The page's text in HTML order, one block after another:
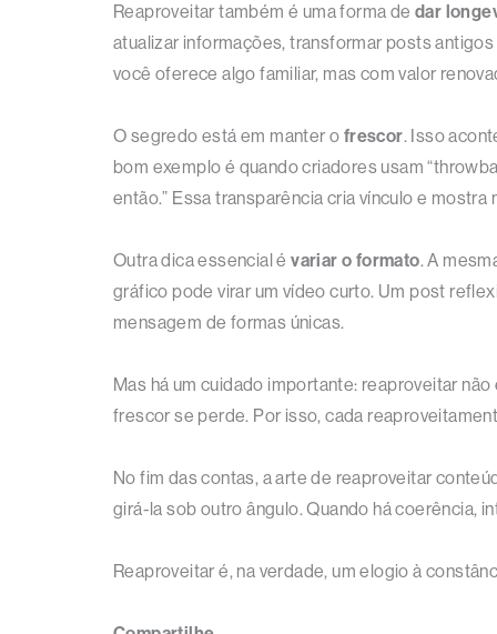
Reaproveitar também é uma forma de dar
atualizar informações, transformar posts
você oferece algo familiar, mas com valor
O segredo está em manter o frescor. Isso
bom exemplo é quando criadores usam
então.” Essa transparência cria vínculo e mostra
Outra dica essencial évariar o formato. A
gráfico pode virar um vídeo curto. Um post
mensagem de formas únicas.
Mas há um cuidado importante: reaproveitar não
frescor se perde. Por isso, cada
No fim das contas, a arte de reaproveitar
girá-la sob outro ângulo. Quando há coerência,
Reaproveitar é, na verdade, um elogio à